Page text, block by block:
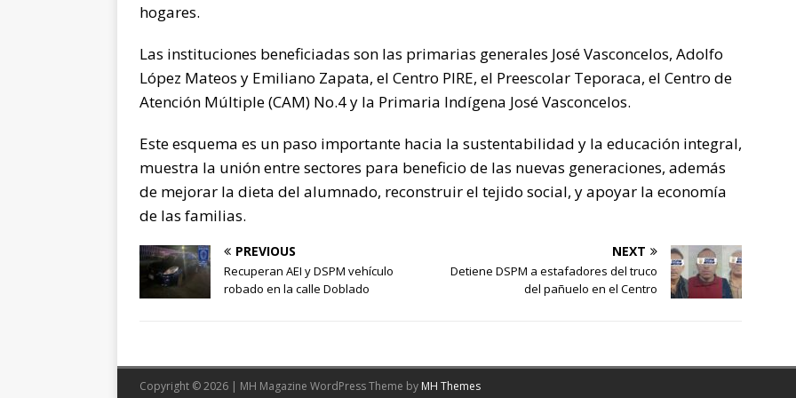
hogares.
Las instituciones beneficiadas son las primarias generales José Vasconcelos, Adolfo
López Mateos y Emiliano Zapata, el Centro PIRE, el Preescolar Teporaca, el Centro de
Atención Múltiple (CAM) No.4 y la Primaria Indígena José Vasconcelos.
Este esquema es un paso importante hacia la sustentabilidad y la educación integral,
muestra la unión entre sectores para beneficio de las nuevas generaciones, además
de mejorar la dieta del alumnado, reconstruir el tejido social, y apoyar la economía
de las familias.
PREVIOUS
Recuperan AEI y DSPM vehículo
robado en la calle Doblado
NEXT
Detiene DSPM a estafadores del truco
del pañuelo en el Centro
Copyright © 2026 | MH Magazine WordPress Theme by MH Themes